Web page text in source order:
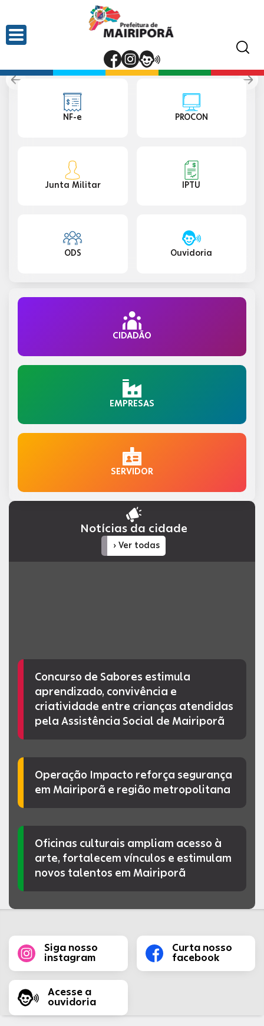
NF-e PROCON
Junta Militar IPTU
ODS Ouvidoria
CIDADÃO
EMPRESAS
SERVIDOR
Notícias da cidade
› Ver todas
Concurso de Sabores estimula
aprendizado, convivência e
criatividade entre crianças atendidas
pela Assistência Social de Mairiporã
Operação Impacto reforça segurança
em Mairiporã e região metropolitana
Oficinas culturais ampliam acesso à
arte, fortalecem vínculos e estimulam
novos talentos em Mairiporã
Siga nosso
instagram
Curta nosso
facebook
Acesse a
ouvidoria